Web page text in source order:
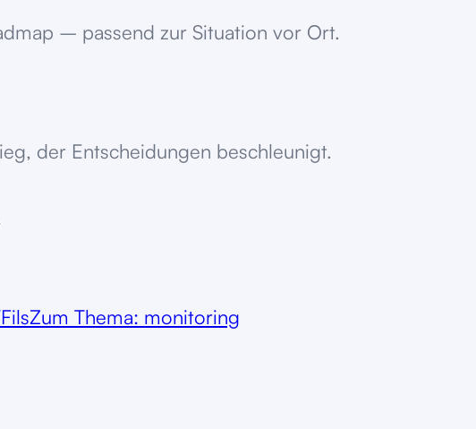
– passend zur Situation vor Ort.
der Entscheidungen beschleunigt.
Zum Thema: monitoring